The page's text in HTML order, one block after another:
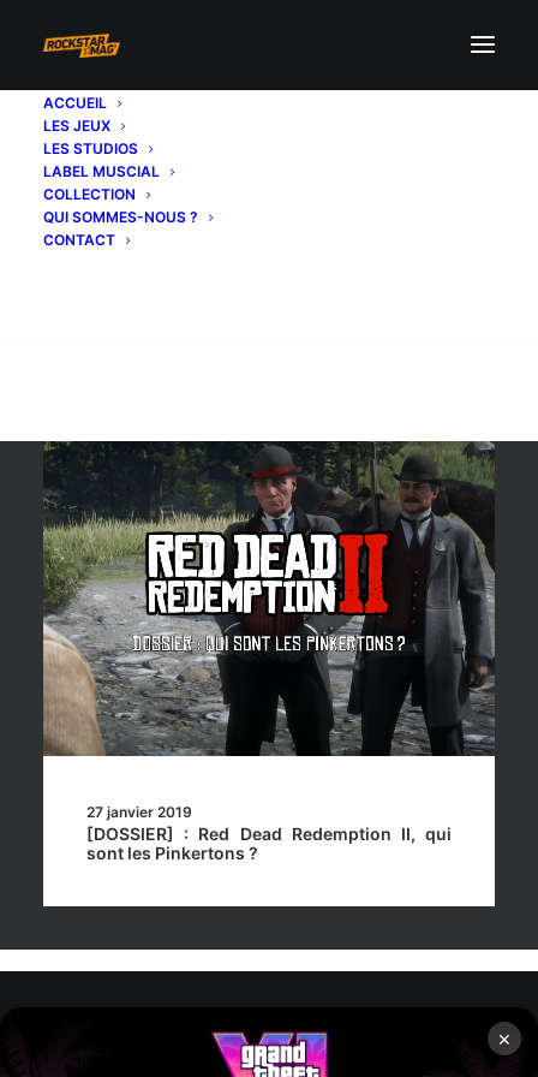
×
ACCUEIL
LES JEUX
LES STUDIOS
LABEL MUSCIAL
COLLECTION
QUI SOMMES-NOUS ?
CONTACT
27 janvier 2019
[DOSSIER] : Red Dead Redemption II, qui
sont les Pinkertons ?
Rockstar Mag’, Copyright © 2013-2026 – Tous droits réservés –